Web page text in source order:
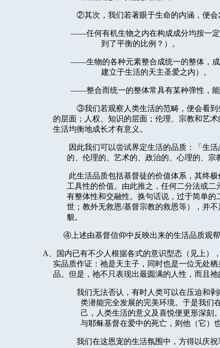
②其次，我们若著眼于生命的内涵，便
——任何有机生物之内在构成成分均按一
到了平衡的比例？）。
——生物的各种元素整合成统一的整体，
建立于生活的天主圣爱之内）。
——整合而统一的整体常具有某种弹性，
③我们若观察人类生活的范畴，便会看
的层面；人权、知识的层面；伦理、宗教和艺
生活均衡地成长才有意义。
因此我们可以尝试界定生活的品质：「生
的、伦理的、艺术的、政治的、心理的、
此生活品质包括基督徒的价值体系，其终
工具性的价值。由此推之，任何二分法或
有整体性和交融性。换句话说，过于简单的
世；教外无救恩/基督宗教的救恩等），并
貌。
④上述由基督信仰中反映出来的生活品质观
A
、国内已有不少人根据各式的意识型态（见上
实品质作证：祂是天主子，同时也是一位无处
品。但是，祂不只表现出最圆满的人性，而且
我们无法否认，有时人类可以在压迫和
类潜能完全发展的完美环境。于是我们
己，人类生活的意义及喜悦便更形深刻
与耶稣基督在爱中的死亡，则他（它）
我们在这恩宠的生活氛围中，方得以庆